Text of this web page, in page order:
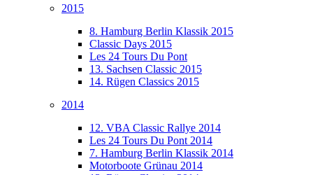
2015
8. Hamburg Berlin Klassik 2015
Classic Days 2015
Les 24 Tours Du Pont
13. Sachsen Classic 2015
14. Rügen Classics 2015
2014
12. VBA Classic Rallye 2014
Les 24 Tours Du Pont 2014
7. Hamburg Berlin Klassik 2014
Motorboote Grünau 2014